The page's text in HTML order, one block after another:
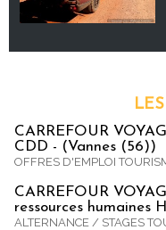
LES
CARREFOUR
CDD - (Vannes (56))
OFFRES D'EMPLOI
CARREFOUR
ressources humaines
ALTERNANCE / STAGES